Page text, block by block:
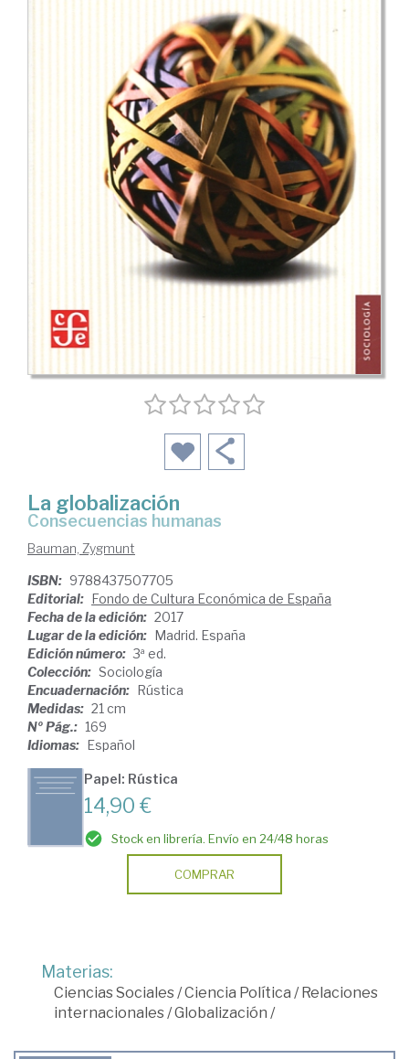
La globalización
consecuencias humanas
Bauman, Zygmunt
ISBN: 9788437507705
Editorial:
Fondo de Cultura Económica de España
Fecha de la edición: 2017
Lugar de la edición:
Madrid. España
Edición número: 3ª ed.
Colección: Sociología
Encuadernación:
Rústica
Medidas: 21 cm
Nº Pág.: 169
Idiomas:
Español
Papel: Rústica
14,90 €
Stock en librería. Envío en 24/48 horas
COMPRAR
Materias:
Ciencias Sociales/Ciencia Política / Relaciones
internacionales/Globalización /